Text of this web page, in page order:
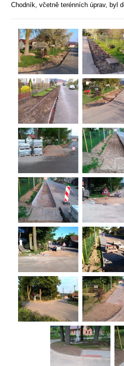
Chodník, včetně terénních úprav, byl